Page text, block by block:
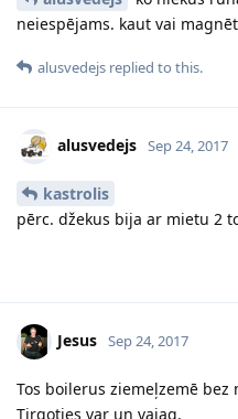
neiespējams. kaut vai
alusvedejs replied to this.
alusvedejs Sep 24, 2017
kastrolis
pērc. džekus bija ar mietu 2
Jesus Sep 24, 2017
Tos boilerus ziemeļzemē bez
Tirgoties var un vajag.